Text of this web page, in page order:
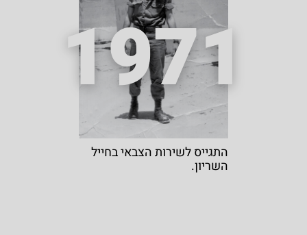
1971
התגייס לשירות הצבאי בחייל
השריון.